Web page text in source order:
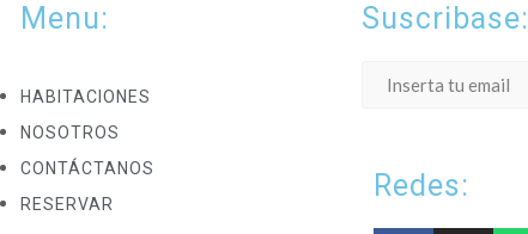
Menu:
HABITACIONES
NOSOTROS
CONTÁCTANOS
RESERVAR
Suscribase:
Redes: